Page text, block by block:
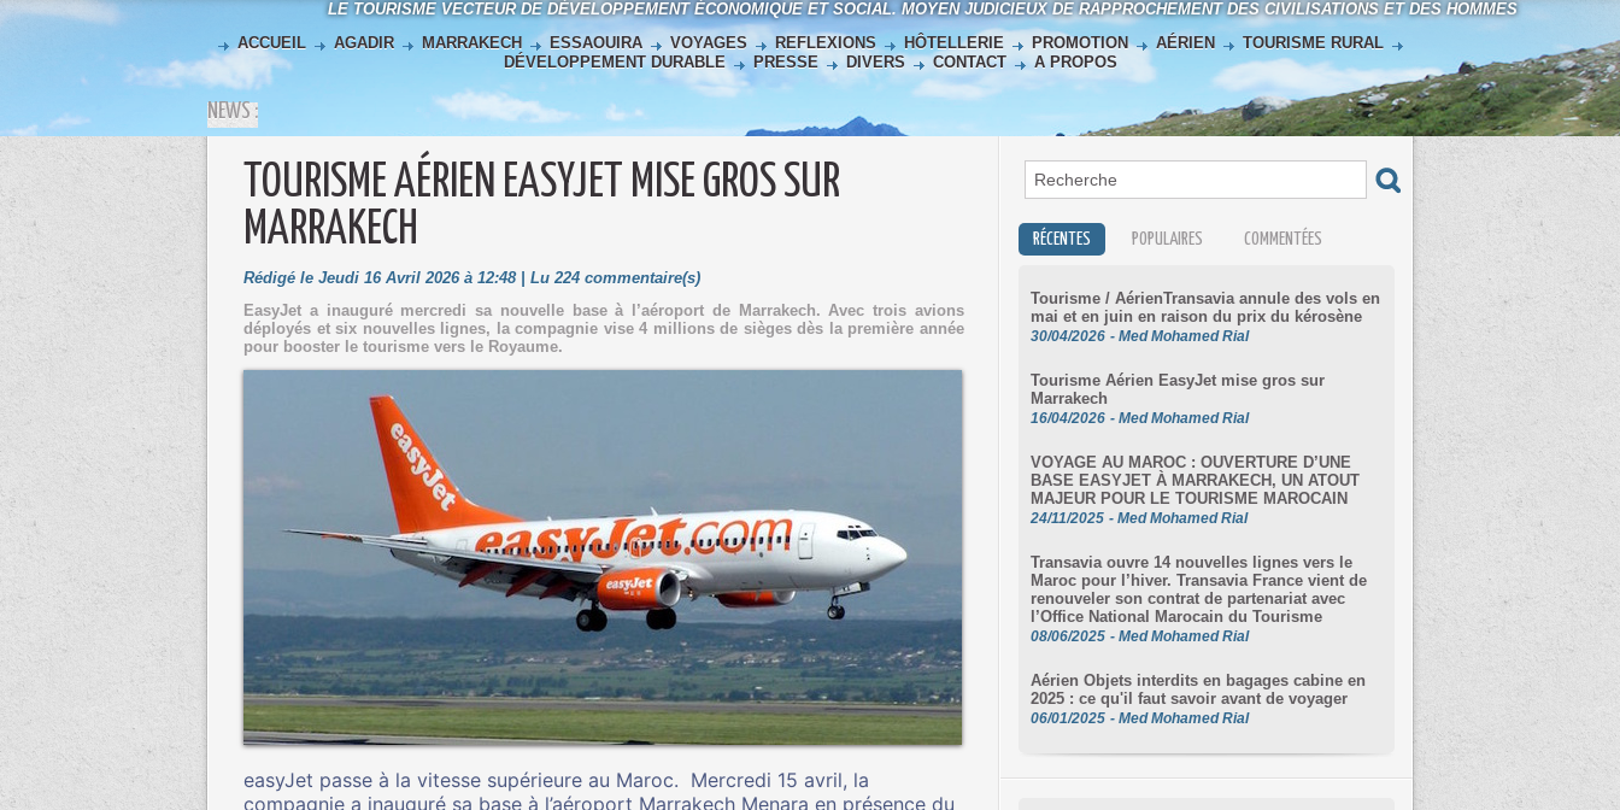
LE TOURISME VECTEUR DE DÉVELOPPEMENT ÉCONOMIQUE ET SOCIAL. MOYEN JUDICIEUX DE RAPPROCHEMENT DES CIVILISATIONS ET DES HOMMES
ACCUEIL
AGADIR MARRAKECH ESSAOUIRA VOYAGES REFLEXIONS HÔTELLERIE PROMOTION AÉRIEN
TOURISME RURAL
DÉVELOPPEMENT DURABLE
PRESSE DIVERS CONTACT A PROPOS
NEWS :
TOURISME AÉRIEN EASYJET MISE GROS SUR
MARRAKECH
Rédigé le Jeudi 16 Avril 2026 à 12:48 | Lu 224 commentaire(s)
EasyJet a inauguré mercredi sa nouvelle base à l’aéroport de Marrakech. Avec trois avions
déployés et six nouvelles lignes, la compagnie vise 4 millions de sièges dès la première année
pour booster le tourisme vers le Royaume.
easyJet passe à la vitesse supérieure au Maroc. Mercredi 15 avril, la
compagnie a inauguré sa base à l’aéroport Marrakech Menara en présence du
RÉCENTES POPULAIRES COMMENTÉES
Tourisme / AérienTransavia annule des vols en
mai et en juin en raison du prix du kérosène
30/04/2026 - Med Mohamed Rial
Tourisme Aérien EasyJet mise gros sur
Marrakech
16/04/2026 - Med Mohamed Rial
VOYAGE AU MAROC : OUVERTURE D’UNE
BASE EASYJET À MARRAKECH, UN ATOUT
MAJEUR POUR LE TOURISME MAROCAIN
24/11/2025 - Med Mohamed Rial
Transavia ouvre 14 nouvelles lignes vers le
Maroc pour l’hiver. Transavia France vient de
renouveler son contrat de partenariat avec
l’Office National Marocain du Tourisme
08/06/2025 - Med Mohamed Rial
Aérien Objets interdits en bagages cabine en
2025 : ce qu'il faut savoir avant de voyager
06/01/2025 - Med Mohamed Rial